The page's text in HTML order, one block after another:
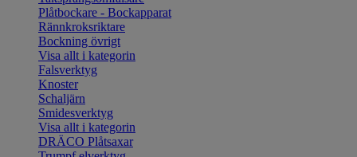
Plåtbockare - Bockapparat
Rännkroksriktare
Bockning övrigt
Visa allt i kategorin
Falsverktyg
Knoster
Schaljärn
Smidesverktyg
Visa allt i kategorin
DRÄCO Plåtsaxar